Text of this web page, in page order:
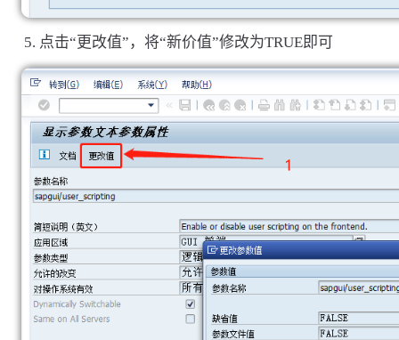
点击“更改值”，将“新价值”修改为TRUE即可